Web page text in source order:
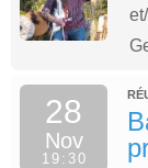
28
Nov
19:30